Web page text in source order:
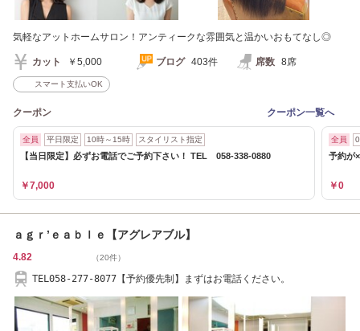
気軽なアットホームサロン！アンティークな雰囲気と温かいおもてなし◎
カット ￥5,000 ブログ 403件 席数 8席
スマート支払いOK
クーポン クーポン一覧へ
全員 平日限定 10時～15時 スタイリスト指定
【当日限定】必ずお電話でご予約下さい！ TEL 058-338-0880
￥7,000
全員
予約が
￥0
ａｇｒ’ｅａｂｌｅ【アグレアブル】
4.82 （20件）
TEL058-277-8077【予約優先制】まずはお電話ください。